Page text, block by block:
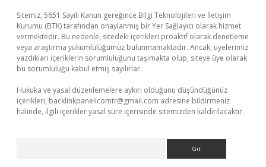
Sitemiz, 5651 Sayılı Kanun gereğince Bilgi Teknolojileri ve İletişim
Kurumu (BTK) tarafından onaylanmış bir Yer Sağlayıcı olarak hizmet
vermektedir. Bu nedenle, sitedeki içerikleri proaktif olarak denetleme
veya araştırma yükümlülüğümüz bulunmamaktadır. Ancak, üyelerimiz
yazdıkları içeriklerin sorumluluğunu taşımakta olup, siteye üye olarak
bu sorumluluğu kabul etmiş sayılırlar.
Hukuka ve yasal düzenlemelere aykırı olduğunu düşündüğünüz
içerikleri, backlinkpanelicomtr@gmail.com adresine bildirmeniz
halinde, ilgili içerikler yasal süre içerisinde sitemizden kaldırılacaktır.